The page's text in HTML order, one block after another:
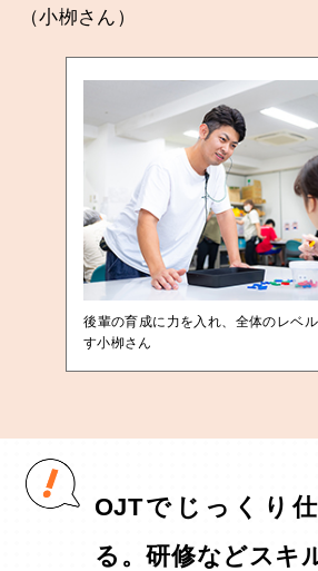
（小栁さん）
後輩の育成に力を入れ、全体のレベ
す小栁さん
OJTでじっくり
る。研修などスキ